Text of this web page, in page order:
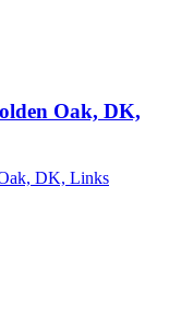
Oak, DK,